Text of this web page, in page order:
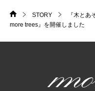
HOME
>
STORY
>
『木と
more trees』を開催しました